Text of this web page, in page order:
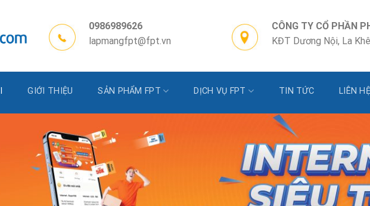
0986989626
lapmangfpt@fpt.vn
CÔNG TY CỔ PHẦN
KĐT Dương Nội, La
GIỚI THIỆU SẢN PHẨM FPT DỊCH VỤ FPT TIN TỨC LIÊN HỆ